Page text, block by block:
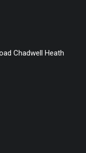
Chadwell Heath